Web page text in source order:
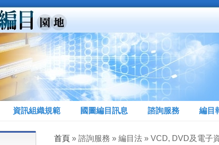
資訊組織規範 國圖編目訊息 諮詢服務 編目
您在這裡
首頁» 諮詢服務 » 編目法 » VCD, DVD及電子